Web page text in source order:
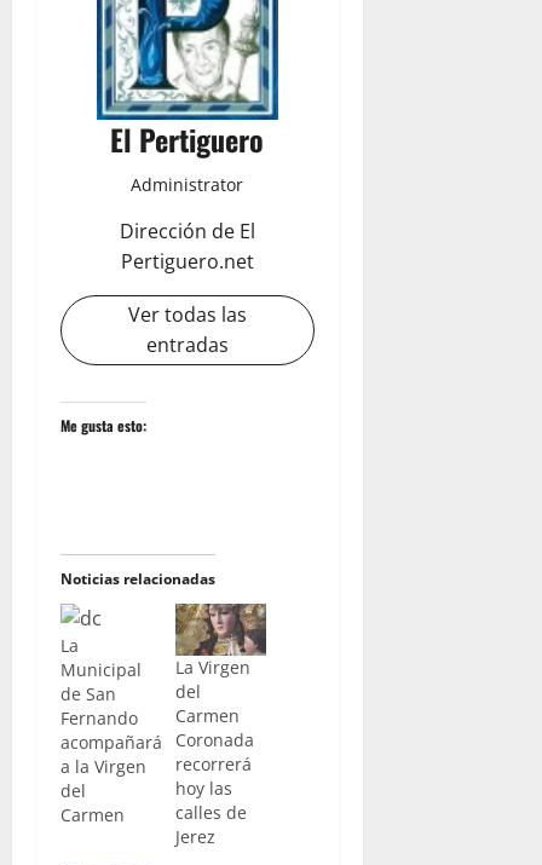
El Pertiguero
Administrator
Dirección de El
Pertiguero.net
Ver todas las
entradas
Me gusta esto:
Noticias relacionadas
La
Municipal
de San
Fernando
acompañará
a la Virgen
del
Carmen
La Virgen
del
Carmen
Coronada
recorrerá
hoy las
calles de
Jerez